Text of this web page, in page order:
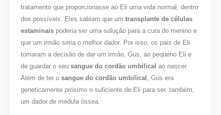
tratamento que proporcionasse ao Eli uma vida normal, dentro
dos possíveis. Eles sabiam que um transplante de células
estaminais poderia ser uma solução para a cura do menino e
que um irmão seria o melhor dador. Por isso, os pais de Eli
tomaram a decisão de dar um irmão, Gus, ao pequeno Eli e
de guardar o seusangue do cordão umbilical ao nascer.
Além de ter osangue do cordão umbilical , Gus era
geneticamente próximo o suficiente de Eli para ser, também,
um dador de medula óssea.